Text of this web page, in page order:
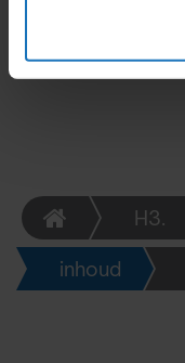
H3.
inhoud